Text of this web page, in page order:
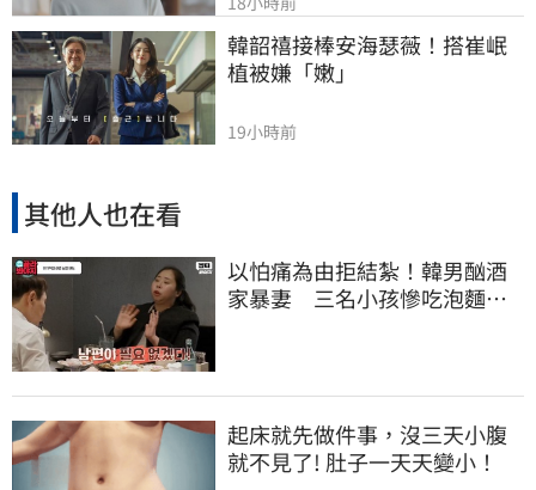
韓韶禧接棒安海瑟薇！搭崔岷
植被嫌「嫩」
19小時前
其他人也在看
以怕痛為由拒結紮！韓男酗酒
家暴妻 三名小孩慘吃泡麵度
起床就先做件事，沒三天小腹
就不見了! 肚子一天天變小！